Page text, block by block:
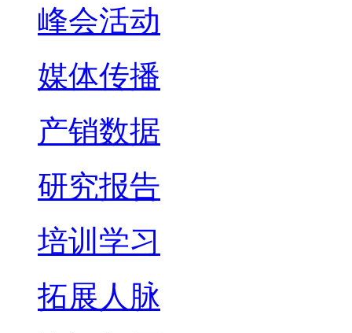
峰会活动
媒体传播
产销数据
研究报告
培训学习
拓展人脉